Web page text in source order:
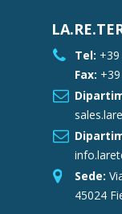
Tel:
Fax:
Sede:
45024